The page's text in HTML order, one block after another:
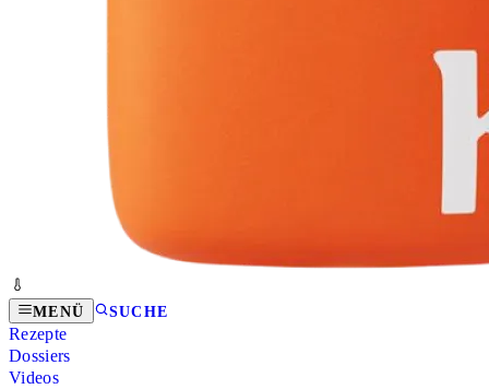
MENÜ SUCHE
Rezepte
Dossiers
Videos